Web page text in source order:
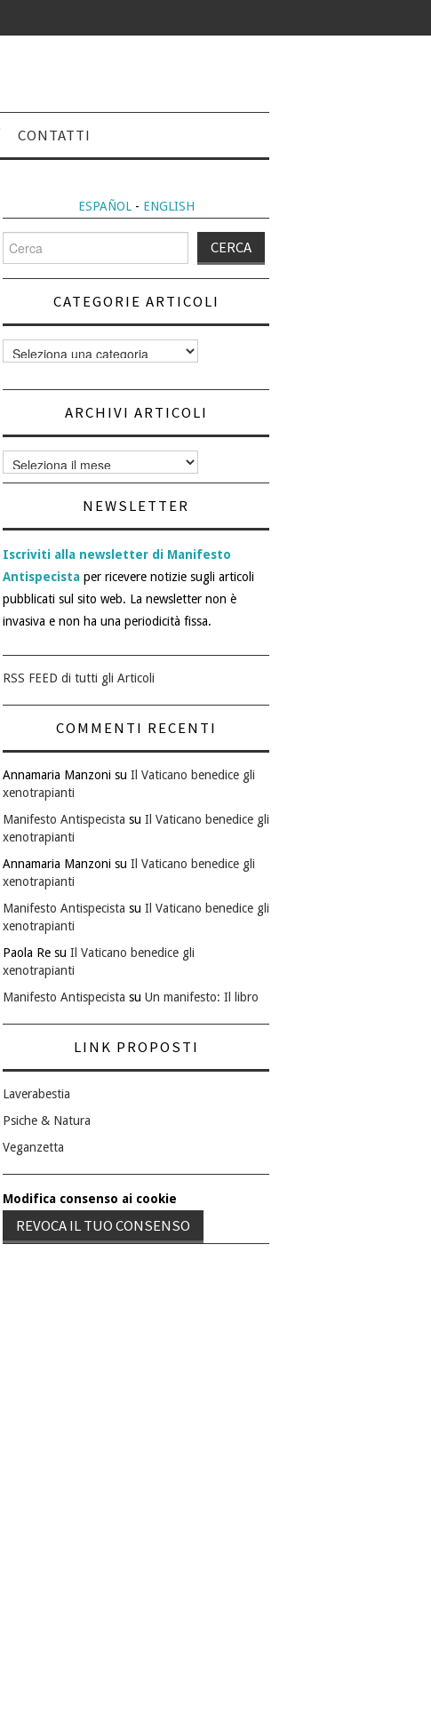
CONTATTI
ESPAÑOL- ENGLISH
per:
CATEGORIE ARTICOLI
Categorie
articoli
ARCHIVI ARTICOLI
Archivi
articoli
NEWSLETTER
Iscriviti alla newsletter di Manifesto
Antispecista per ricevere notizie sugli articoli
pubblicati sul sito web. La newsletter non è
invasiva e non ha una periodicità fissa.
RSS FEED di tutti gli Articoli
COMMENTI RECENTI
Annamaria Manzoni su Il Vaticano benedice gli
xenotrapianti
Manifesto Antispecista su Il Vaticano benedice gli
xenotrapianti
Annamaria Manzoni su Il Vaticano benedice gli
xenotrapianti
Manifesto Antispecista su Il Vaticano benedice gli
xenotrapianti
Paola Re su Il Vaticano benedice gli
xenotrapianti
Manifesto Antispecista su Un manifesto: Il libro
LINK PROPOSTI
Laverabestia
Psiche & Natura
Veganzetta
Modifica consenso ai cookie
REVOCA IL TUO CONSENSO